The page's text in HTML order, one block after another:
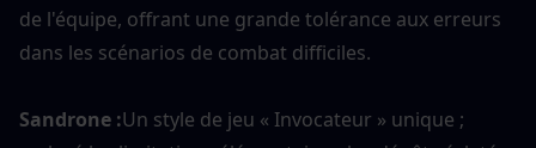
de l'équipe, offrant une grande tolérance aux erreurs
dans les scénarios de combat difficiles.
Sandrone :Un style de jeu « Invocateur » unique ;